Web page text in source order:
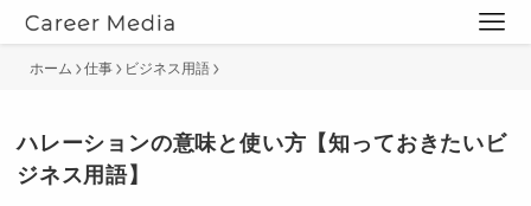
ホーム 仕事 ビジネス用語
ハレーションの意味と使い方【知っておきたいビ
ジネス用語】